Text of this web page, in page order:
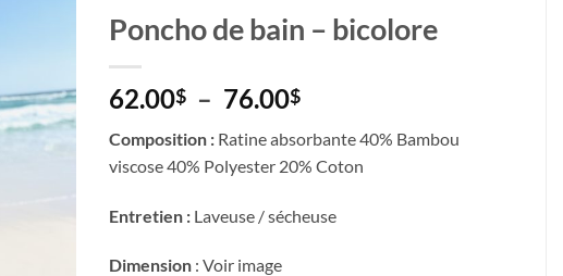
Poncho de bain – bicolore
62.00$ – 76.00$Plage
prix :
62.00$
76.00$
Composition :Ratine absorbante 40% Bambou
viscose 40% Polyester 20% Coton
Entretien :Laveuse / sécheuse
Dimension: Voir image